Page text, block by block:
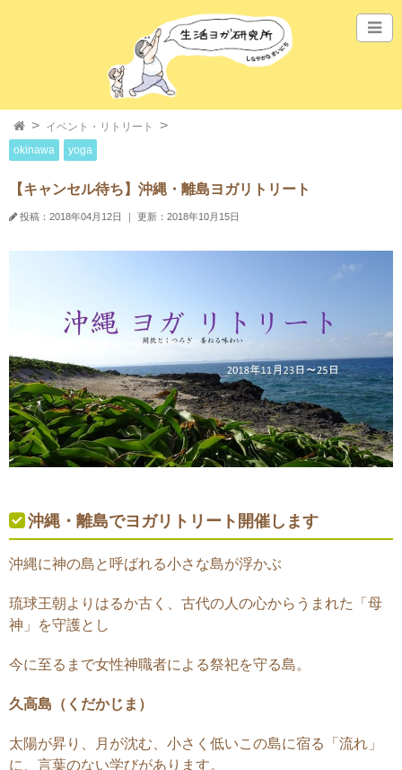
イベント・リトリート
okinawa
yoga
【キャンセル待ち】沖縄・離島ヨガリトリート
投稿：2018年04月12日 更新：2018年10月15日
沖縄・離島でヨガリトリート開催します
沖縄に神の島と呼ばれる小さな島が浮かぶ
琉球王朝よりはるか古く、古代の人の心からうまれた「母
神」を守護とし
今に至るまで女性神職者による祭祀を守る島。
久高島（くだかじま）
太陽が昇り、月が沈む、小さく低いこの島に宿る「流れ」
に、言葉のない学びがあります。